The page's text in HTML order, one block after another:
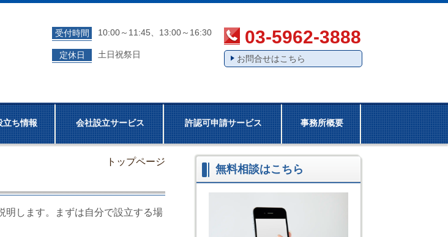
受付時間 10:00～11:45、13:00～16:30
定休日 土日祝祭日
03-5962-3888
お問合せはこちら
立ち情報 会社設立サービス 許認可申請サービス 事務所概要
トップページ
します。まずは自分で設立する場
無料相談はこちら